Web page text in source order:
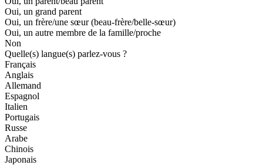
Oui, un grand parent
Oui, un frère/une sœur (beau-frère/belle-sœur)
Oui, un autre membre de la famille/proche
Non
Quelle(s) langue(s) parlez-vous ?
Français
Anglais
Allemand
Espagnol
Italien
Portugais
Russe
Arabe
Chinois
Japonais